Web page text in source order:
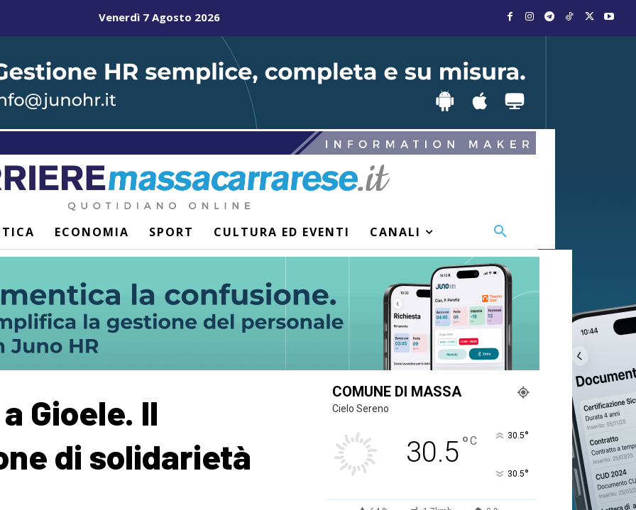
Venerdì 7 Agosto 2026
ECONOMIA SPORT CULTURA ED EVENTI CANALI
Gioele. Il
di solidarietà
COMUNE DI MASSA
Cielo Sereno
30.5°C 30.5°
30.5°